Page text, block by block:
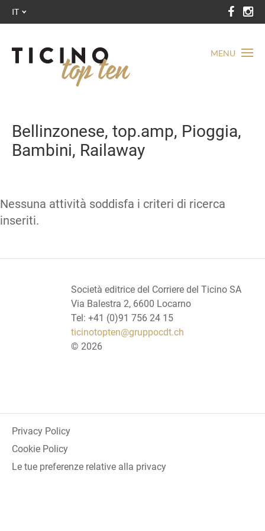
MENU
IT
Bellinzonese, top.amp, Pioggia,
Bambini, Railaway
Nessuna attività soddisfa i criteri di ricerca
inseriti.
Società editrice del Corriere del Ticino SA
Via Balestra 2, 6600 Locarno
Tel: +41 (0)91 756 24 15
ticinotopten@gruppocdt.ch
© 2026
Privacy Policy
Cookie Policy
Le tue preferenze relative alla privacy